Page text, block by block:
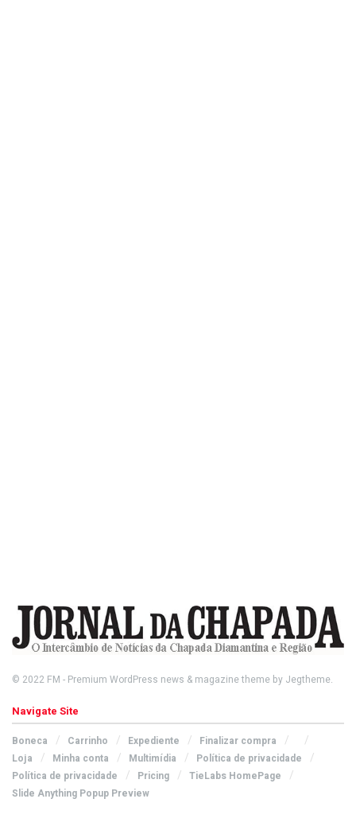
© 2022 FM - Premium WordPress news & magazine theme by Jegtheme.
Navigate Site
Boneca Carrinho Expediente
Finalizar compra
Loja
Minha conta Multimídia
Política de privacidade
Política de privacidade
Pricing
TieLabs HomePage
Slide Anything Popup Preview